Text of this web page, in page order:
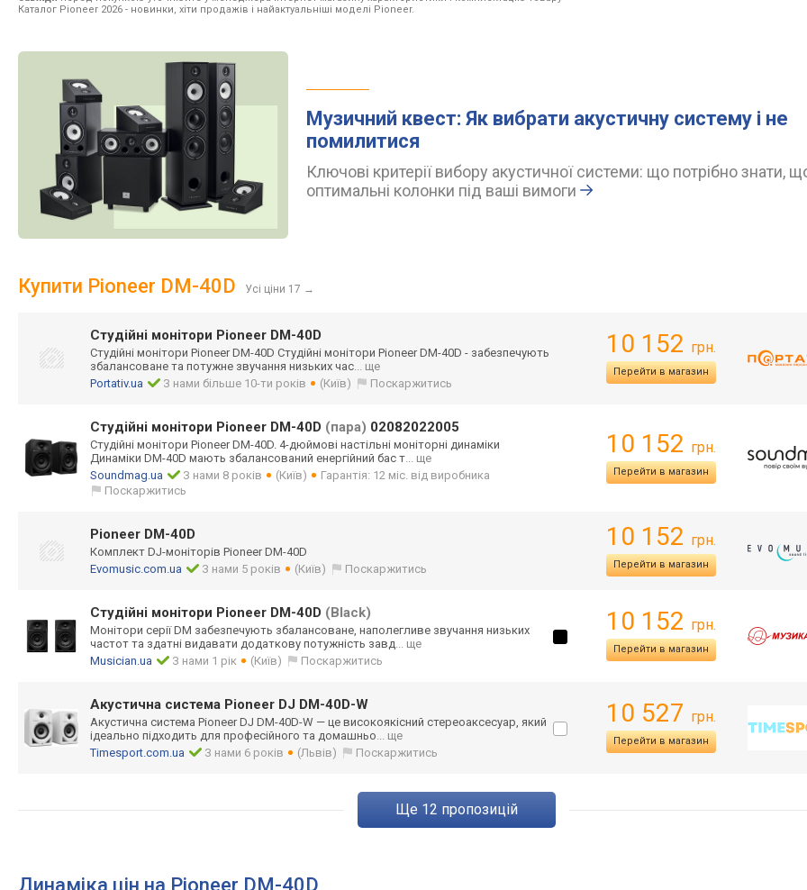
Каталог Pioneer 2026 - новинки, хіти продажів і найактуальніші моделі Pioneer.
Музичний квест: Як вибрати акустичну систему і не
помилитися
Ключові критерії вибору акустичної системи: що потрібно знати,
оптимальні колонки під ваші вимоги
Купити Pioneer DM-40D Усі ціни 17 →
Студійні монітори Pioneer DM-40D
Студійні монітори Pioneer DM-40D Студійні монітори Pioneer DM-40D - забезпечують
збалансоване та потужне звучання низьких час... ще
Portativ.ua
З нами більше 10-ти років (Київ) Поскаржитись
10 152 грн.
Перейти в магазин
Студійні монітори Pioneer DM-40D (пара) 02082022005
Студійні монітори Pioneer DM-40D. 4-дюймові настільні моніторні динаміки
Динаміки DM-40D мають збалансований енергійний бас т... ще
Soundmag.ua
З нами 8 років (Київ)
Гарантія: 12 міс. від виробника
Поскаржитись
10 152 грн.
Перейти в магазин
Pioneer DM-40D
Комплект DJ-моніторів Pioneer DM-40D
Evomusic.com.ua
З нами 5 років (Київ) Поскаржитись
10 152 грн.
Перейти в магазин
Студійні монітори Pioneer DM-40D (Black)
Монітори серії DM забезпечують збалансоване, наполегливе звучання низьких
частот та здатні видавати додаткову потужність завд... ще
Musician.ua
З нами 1 рік (Київ) Поскаржитись
10 152 грн.
Перейти в магазин
Акустична система Pioneer DJ DM-40D-W
Акустична система Pioneer DJ DM-40D-W — це високоякісний стереоаксесуар, який
ідеально підходить для професійного та домашньо... ще
Timesport.com.ua
З нами 6 років (Львів) Поскаржитись
10 527 грн.
Перейти в магазин
ще 12 пропозицій
Динаміка цін на Pioneer DM-40D